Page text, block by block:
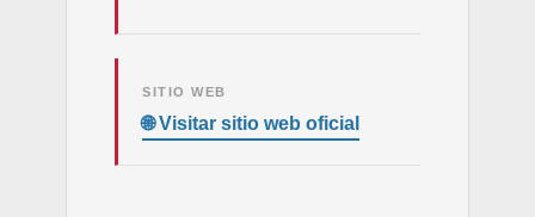
SITIO WEB